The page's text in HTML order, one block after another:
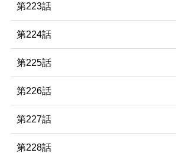
第223話
第224話
第225話
第226話
第227話
第228話